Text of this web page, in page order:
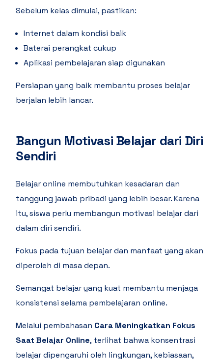
Sebelum kelas dimulai, pastikan:
Internet dalam kondisi baik
Baterai perangkat cukup
Aplikasi pembelajaran siap digunakan
Persiapan yang baik membantu proses belajar
berjalan lebih lancar.
Bangun Motivasi Belajar dari Diri
Sendiri
Belajar online membutuhkan kesadaran dan
tanggung jawab pribadi yang lebih besar. Karena
itu, siswa perlu membangun motivasi belajar dari
dalam diri sendiri.
Fokus pada tujuan belajar dan manfaat yang akan
diperoleh di masa depan.
Semangat belajar yang kuat membantu menjaga
konsistensi selama pembelajaran online.
Melalui pembahasan Cara Meningkatkan Fokus
Saat Belajar Online, terlihat bahwa konsentrasi
belajar dipengaruhi oleh lingkungan, kebiasaan,